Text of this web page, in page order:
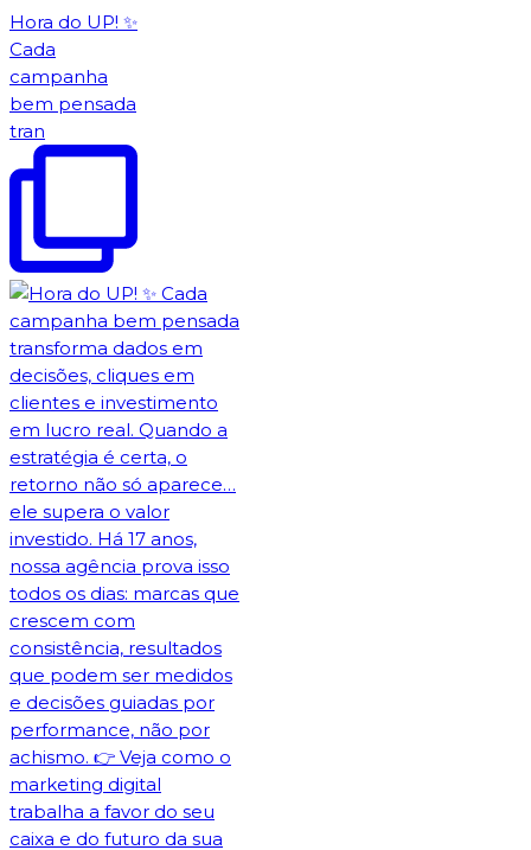
Hora do UP! ✨️
Cada
campanha
bem pensada
tran